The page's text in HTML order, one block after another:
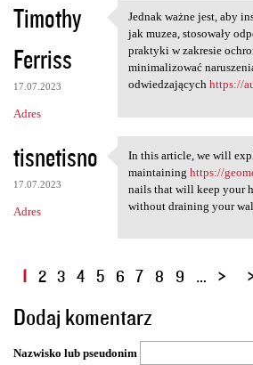
Timothy
Ferriss
17.07.2023
Adres
Jednak ważne jest,
Jednak ważne jest, aby
jak muzea, stosowały
praktyki w zakresie
minimalizować
odwiedzających https://
tisnetisno
17.07.2023
Adres
In this article, we
In this article, we will
maintaining https://
nails that will keep your
without draining your
S
r
o
1 2 3 4 5 6 7 8 9 …
Dodaj komentarz
Nazwisko lub pseudonim